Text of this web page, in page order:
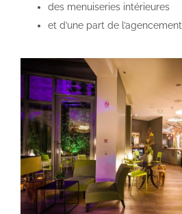
des menuiseries intérieures
et d’une part de l’agencement